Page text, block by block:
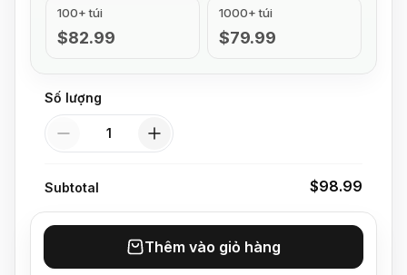
100+ túi
$82.99
1000+ túi
$79.99
Số lượng
Số lượng
Subtotal $98.99
Thêm vào giỏ hàng